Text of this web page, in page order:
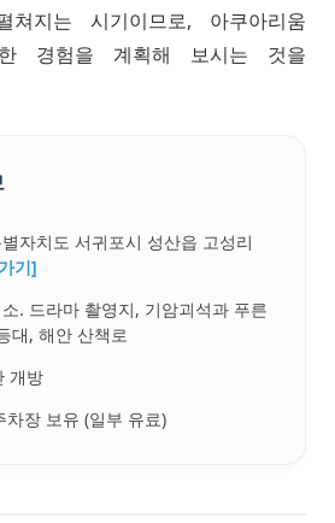
지는 시기이므로, 아쿠아리움
경험을 계획해 보시는 것을
자치도 서귀포시 성산읍 고성리
기]
. 드라마 촬영지, 기암괴석과 푸른
대, 해안 산책로
개방
차장 보유 (일부 유료)